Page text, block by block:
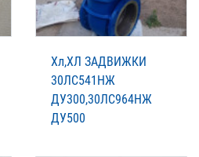
Хл,ХЛ ЗАДВИЖКИ
30ЛС541НЖ
ДУ300,30ЛС964НЖ
ДУ500